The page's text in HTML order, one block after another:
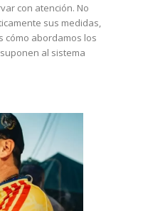
con atención. No
sus medidas,
cómo abordamos los
al sistema